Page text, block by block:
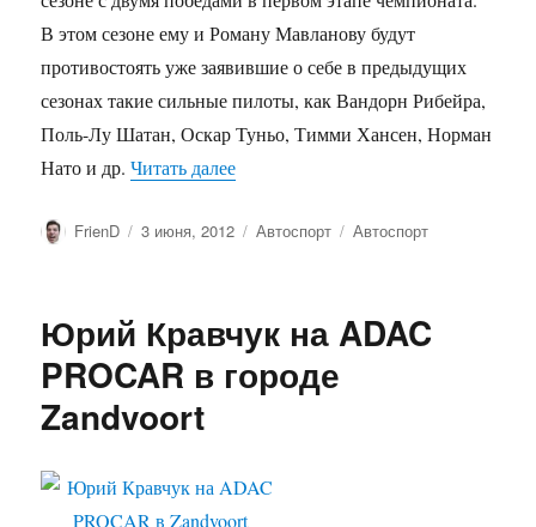
В этом сезоне ему и Роману Мавланову будут
противостоять уже заявившие о себе в предыдущих
сезонах такие сильные пилоты, как Вандорн Рибейра,
Поль-Лу Шатан, Оскар Туньо, Тимми Хансен, Норман
Нато и др.Читать далее«Шесть русских пилотов на этапе
Автор
FrienD Опубликовано
3 июня, 2012 Рубрики
Автоспорт Метки
Автоспорт
Юрий Кравчук на ADAC
PROCAR в городе
Zandvoort